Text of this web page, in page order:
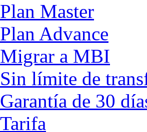
Plan Master
Plan Advance
Migrar a MBI
Sin límite de
Garantía de 30
Tarifa